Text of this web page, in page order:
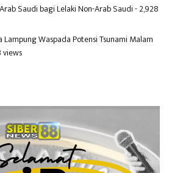
Saudi bagi Lelaki Non-Arab Saudi- 2,928
Waspada Potensi Tsunami Malam
views